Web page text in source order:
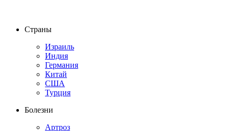
Страны
Израиль
Индия
Германия
Китай
США
Турция
Болезни
Артроз